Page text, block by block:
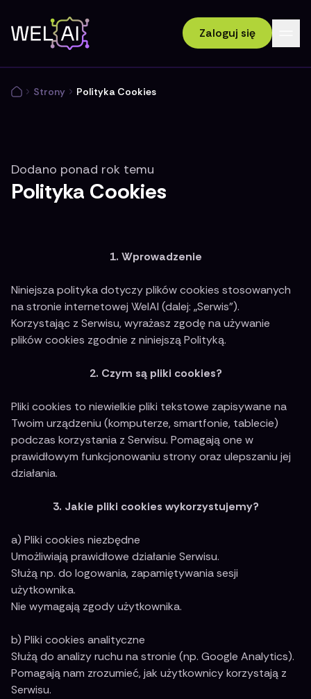
Zaloguj się
Strony Polityka Cookies
Dodano ponad rok temu
Polityka Cookies
1. Wprowadzenie
Niniejsza polityka dotyczy plików cookies stosowanych
na stronie internetowej WelAI (dalej: „Serwis”).
Korzystając z Serwisu, wyrażasz zgodę na używanie
plików cookies zgodnie z niniejszą Polityką.
2. Czym są pliki cookies?
Pliki cookies to niewielkie pliki tekstowe zapisywane na
Twoim urządzeniu (komputerze, smartfonie, tablecie)
podczas korzystania z Serwisu. Pomagają one w
prawidłowym funkcjonowaniu strony oraz ulepszaniu jej
działania.
3. Jakie pliki cookies wykorzystujemy?
a) Pliki cookies niezbędne
Umożliwiają prawidłowe działanie Serwisu.
Służą np. do logowania, zapamiętywania sesji
użytkownika.
Nie wymagają zgody użytkownika.
b) Pliki cookies analityczne
Służą do analizy ruchu na stronie (np. Google Analytics).
Pomagają nam zrozumieć, jak użytkownicy korzystają z
Serwisu.